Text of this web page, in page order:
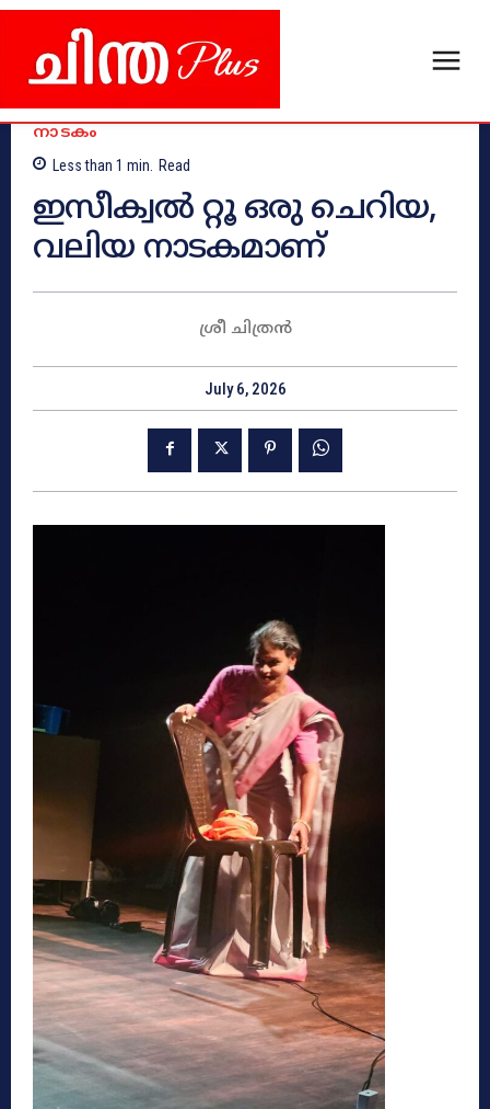
നാടകം
Less than 1 min. Read
ഇസീക്വൽ റ്റൂ ഒരു ചെറിയ,
വലിയ നാടകമാണ്
ശ്രീ ചിത്രൻ
July 6, 2026